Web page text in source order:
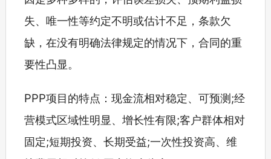
失、唯一性等约定不明或估计不足，条款欠
缺，在没有明确法律规定的情况下，合同的重
要性凸显。
PPP项目的特点：现金流相对稳定、可预测;经
营模式区域性明显、增长性有限;客户群体相对
固定;短期投资、长期受益;一次性投资高、维